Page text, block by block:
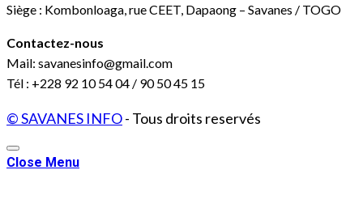
Siège : Kombonloaga, rue CEET, Dapaong – Savanes / TOGO
Contactez-nous
Mail: savanesinfo@gmail.com
Tél : +228 92 10 54 04 / 90 50 45 15
© SAVANES INFO- Tous droits reservés
Close Menu